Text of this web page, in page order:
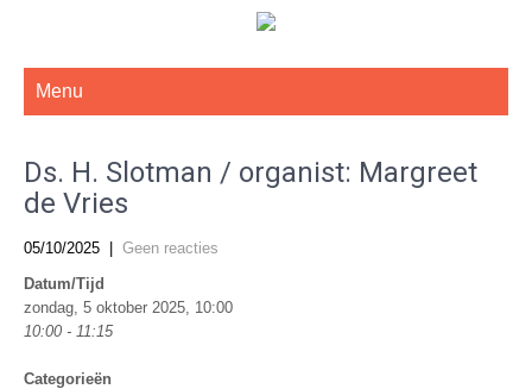
Menu
Ds. H. Slotman / organist: Margreet
de Vries
05/10/2025
Geen reacties
Datum/Tijd
zondag, 5 oktober 2025, 10:00
10:00 - 11:15
Categorieën